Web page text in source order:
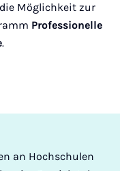
Möglichkeit zur
Professionelle
.
an Hochschulen